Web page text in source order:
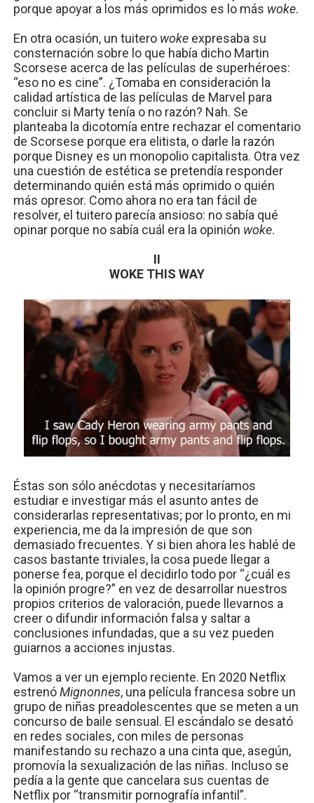
porque apoyar a los más oprimidos es lo más woke.
En otra ocasión, un tuitero woke expresaba su
consternación sobre lo que había dicho Martin
Scorsese acerca de las películas de superhéroes:
“eso no es cine”. ¿Tomaba en consideración la
calidad artística de las películas de Marvel para
concluir si Marty tenía o no razón? Nah. Se
planteaba la dicotomía entre rechazar el comentario
de Scorsese porque era elitista, o darle la razón
porque Disney es un monopolio capitalista. Otra vez
una cuestión de estética se pretendía responder
determinando quién está más oprimido o quién
más opresor. Como ahora no era tan fácil de
resolver, el tuitero parecía ansioso: no sabía qué
opinar porque no sabía cuál era la opinión woke.
II
WOKE THIS WAY
Éstas son sólo anécdotas y necesitaríamos
estudiar e investigar más el asunto antes de
considerarlas representativas; por lo pronto, en mi
experiencia, me da la impresión de que son
demasiado frecuentes. Y si bien ahora les hablé de
casos bastante triviales, la cosa puede llegar a
ponerse fea, porque el decidirlo todo por “¿cuál es
la opinión progre?” en vez de desarrollar nuestros
propios criterios de valoración, puede llevarnos a
creer o difundir información falsa y saltar a
conclusiones infundadas, que a su vez pueden
guiarnos a acciones injustas.
Vamos a ver un ejemplo reciente. En 2020 Netflix
estrenóMignonnes, una película francesa sobre un
grupo de niñas preadolescentes que se meten a un
concurso de baile sensual. El escándalo se desató
en redes sociales, con miles de personas
manifestando su rechazo a una cinta que, asegún,
promovía la sexualización de las niñas. Incluso se
pedía a la gente que cancelara sus cuentas de
Netflix por “transmitir pornografía infantil”.